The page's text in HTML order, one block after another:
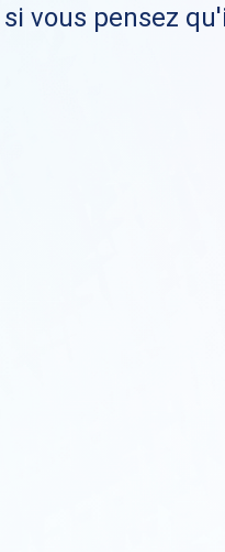
vous pensez